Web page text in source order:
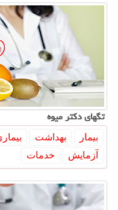
تگهای دكتر میوه
بیمار بهداشت
آزمایش
خدمات